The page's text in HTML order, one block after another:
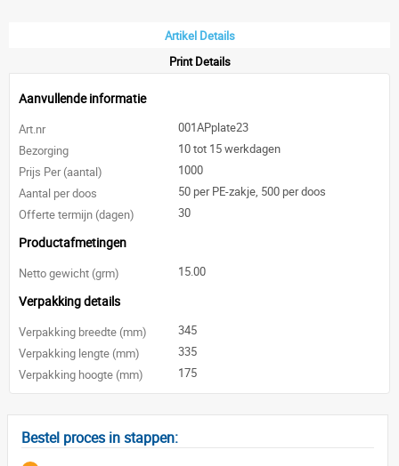
Artikel Details
Print Details
Aanvullende informatie
Art.nr
001APplate23
Bezorging
10 tot 15 werkdagen
Prijs Per (aantal)
1000
Aantal per doos
50 per PE-zakje, 500 per doos
Offerte termijn (dagen)
30
Productafmetingen
Netto gewicht (grm) 15.00
Verpakking details
Verpakking breedte (mm)
345
Verpakking lengte (mm)
335
Verpakking hoogte (mm)
175
Bestel proces in stappen: